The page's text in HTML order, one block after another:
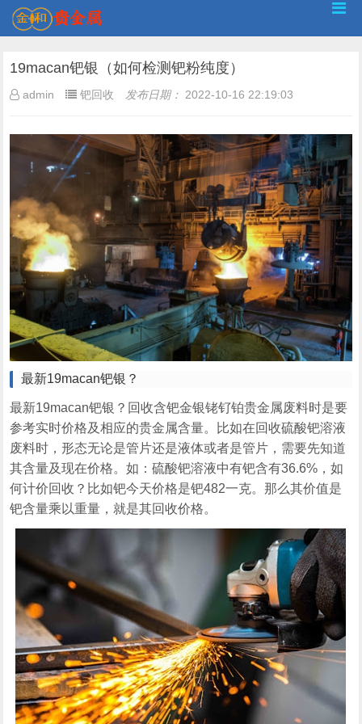
19macan钯银（如何检测钯粉纯度）
admin 钯回收 发布日期： 2022-10-16 22:19:03
最新19macan钯银？
最新19macan钯银？回收含钯金银铑钌铂贵金属废料时是要
参考实时价格及相应的贵金属含量。比如在回收硫酸钯溶液
废料时，形态无论是管片还是液体或者是管片，需要先知道
其含量及现在价格。如：硫酸钯溶液中有钯含有36.6%，如
何计价回收？比如钯今天价格是钯482一克。那么其价值是
钯含量乘以重量，就是其回收价格。